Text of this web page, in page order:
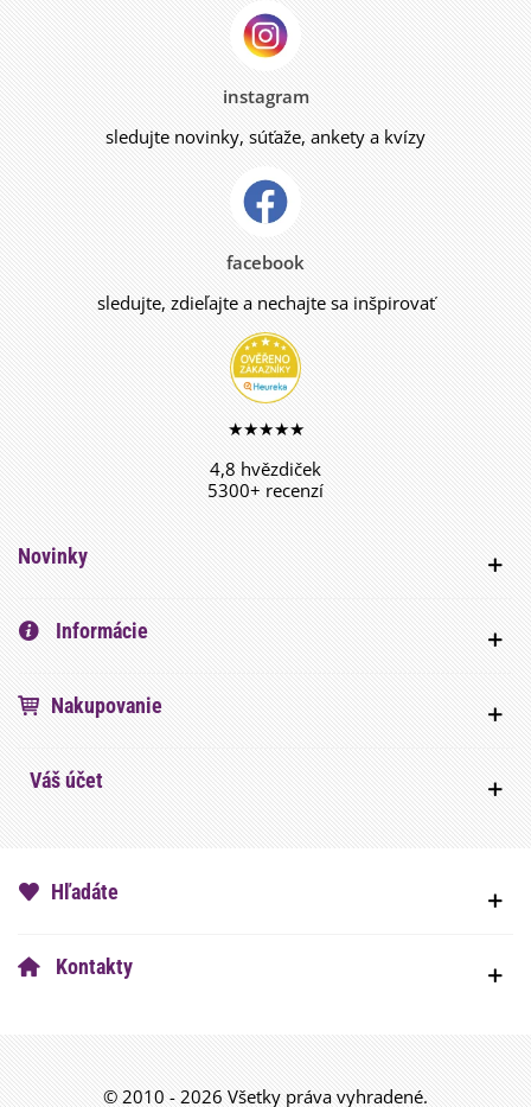
instagram
sledujte novinky, súťaže, ankety a kvízy
facebook
sledujte, zdieľajte a nechajte sa inšpirovať
★★★★★
4,8 hvězdiček
5300+ recenzí
Novinky
Informácie
Nakupovanie
Váš účet
Hľadáte
Kontakty
© 2010 - 2026 Všetky práva vyhradené.